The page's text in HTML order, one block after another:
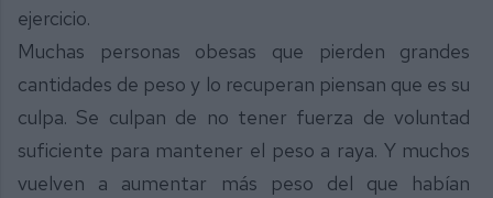
ejercicio.
Muchas personas obesas que pierden grandes
cantidades de peso y lo recuperan piensan que es su
culpa. Se culpan de no tener fuerza de voluntad
suficiente para mantener el peso a raya. Y muchos
vuelven a aumentar más peso del que habían